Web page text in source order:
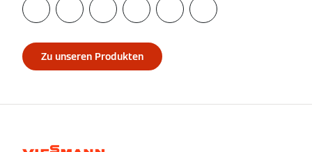
Zu unseren Produkten